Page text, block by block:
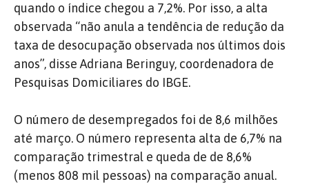
quando o índice chegou a 7,2%. Por isso, a alta
observada “não anula a tendência de redução da
taxa de desocupação observada nos últimos dois
anos”, disse Adriana Beringuy, coordenadora de
Pesquisas Domiciliares do IBGE.
O número de desempregados foi de 8,6 milhões
até março. O número representa alta de 6,7% na
comparação trimestral e queda de de 8,6%
(menos 808 mil pessoas) na comparação anual.